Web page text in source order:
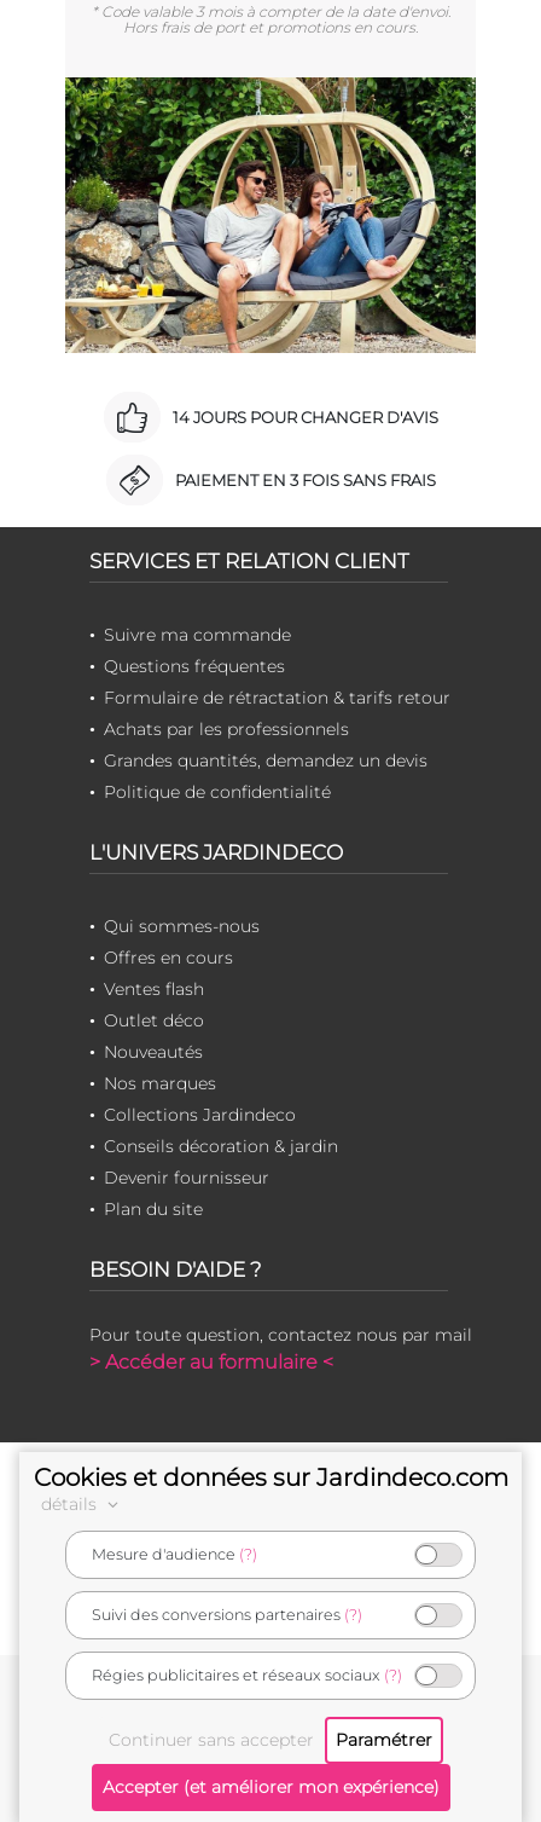
* Code valable 3 mois à compter de la date d'envoi.
Hors frais de port et promotions en cours.
14 JOURS POUR CHANGER D'AVIS
PAIEMENT EN 3 FOIS SANS FRAIS
SERVICES ET RELATION CLIENT
Suivre ma commande
Questions fréquentes
Formulaire de rétractation & tarifs retour
Achats par les professionnels
Grandes quantités, demandez un devis
Politique de confidentialité
L'UNIVERS JARDINDECO
Qui sommes-nous
Offres en cours
Ventes flash
Outlet déco
Nouveautés
Nos marques
Collections Jardindeco
Conseils décoration & jardin
Devenir fournisseur
Plan du site
BESOIN D'AIDE ?
Pour toute question, contactez nous par mail
> Accéder au formulaire <
e-commerçant français
Mentions légales
Cookies et données sur Jardindeco.com
détails
Mesure d'audience (?)
Suivi des conversions partenaires (?)
Régies publicitaires et réseaux sociaux (?)